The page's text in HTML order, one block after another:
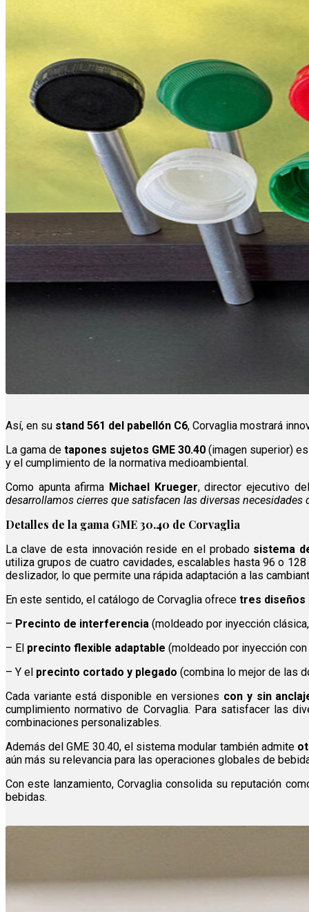
Así, en su stand 561 del pabellón C6, Corvaglia mostrará
La gama detapones sujetos GME 30.40(imagen superior)
y el cumplimiento de la normativa medioambiental.
Como apunta afirma Michael Krueger, director ejecutivo
desarrollamos cierres que satisfacen las diversas
Detalles de la gama GME 30.40 de Corvaglia
La clave de esta innovación reside en el probado sistema
utiliza grupos de cuatro cavidades, escalables hasta 96 o
deslizador, lo que permite una rápida adaptación a las
En este sentido, el catálogo de Corvaglia ofrece tres diseños
– Precinto de interferencia (moldeado por inyección
– El precinto flexible adaptable (moldeado por inyección
– Y el precinto cortado y plegado (combina lo mejor de las
Cada variante está disponible en versiones con y sin
cumplimiento normativo de Corvaglia. Para satisfacer las
combinaciones personalizables.
Además del GME 30.40, el sistema modular también admite
aún más su relevancia para las operaciones globales de
Con este lanzamiento, Corvaglia consolida su reputación
bebidas.